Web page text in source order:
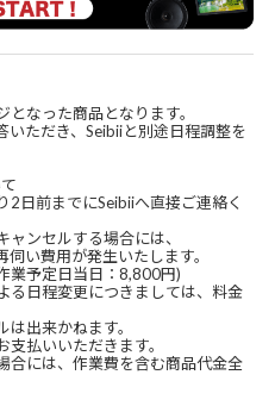
となった商品となります。
いただき、Seibiiと別途日程調整を
2日前までにSeibiiへ直接ご連絡く
ンセルする場合には、
い費用が発生いたします。
予定日当日：8,800円)
日程変更につきましては、料金
出来かねます。
払いいただきます。
合には、作業費を含む商品代金全